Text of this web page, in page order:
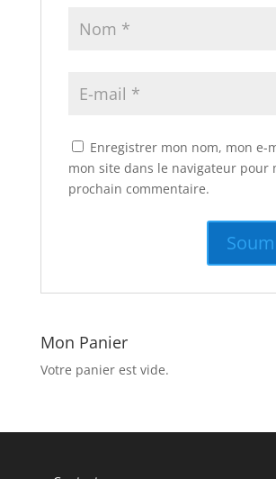
Enregistrer mon nom, mon e-
mon site dans le navigateur pour
prochain commentaire.
Mon Panier
Votre panier est vide.